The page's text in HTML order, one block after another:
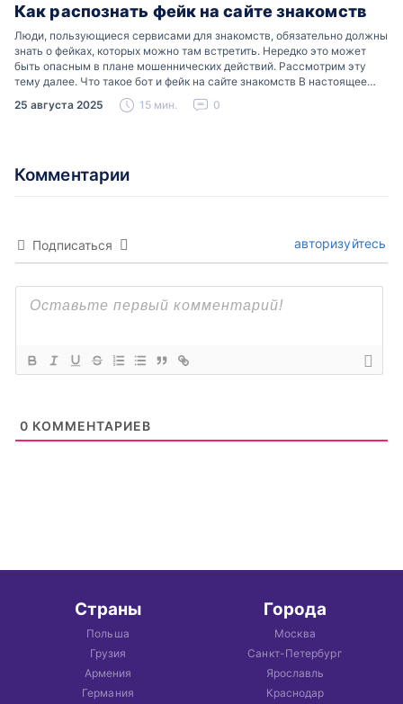
Как распознать фейк на сайте знакомств
Люди, пользующиеся сервисами для знакомств, обязательно должны
знать о фейках, которых можно там встретить. Нередко это может
быть опасным в плане мошеннических действий. Рассмотрим эту
тему далее. Что такое бот и фейк на сайте знакомств В настоящее
время можно встретить свою…
25 августа 2025 15 мин. 0
Комментарии
Подписаться авторизуйтесь
0 КОММЕНТАРИЕВ
Страны
Польша
Грузия
Армения
Германия
Города
Москва
Санкт-Петербург
Ярославль
Краснодар